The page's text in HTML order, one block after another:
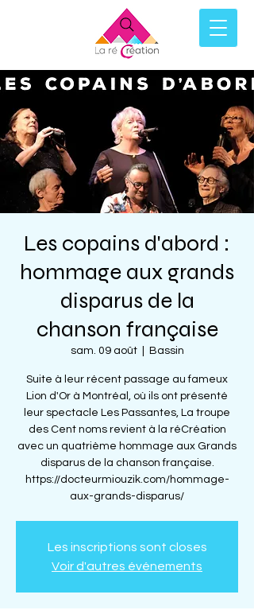
Les copains d'abord :
hommage aux grands
disparus de la
chanson française
sam. 09 août
  |
Bassin
Suite à leur récent passage au fameux
Lion d'Or à Montréal, où ils ont présenté
leur spectacle Les Passantes, La troupe
des Cent noms revient à la réCréation
avec un quatrième hommage aux Grands
disparus de la chanson française.
https://docteurmiouzik.com/hommage-
Les inscriptions sont closes
Voir d'autres événements